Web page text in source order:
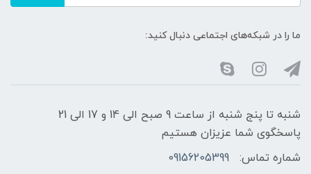
ما را در شبکه‌های اجتماعی دنبال کنید:
شنبه تا پنج شنبه از ساعت 9 صبح الی 14 و 17 الی 21
پاسخگوی شما عزیزان هستیم
شماره تماس:
09156205399